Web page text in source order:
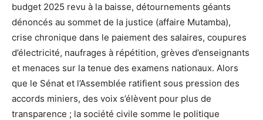
budget 2025 revu à la baisse, détournements géants
dénoncés au sommet de la justice (affaire Mutamba),
crise chronique dans le paiement des salaires, coupures
d’électricité, naufrages à répétition, grèves d’enseignants
et menaces sur la tenue des examens nationaux. Alors
que le Sénat et l’Assemblée ratifient sous pression des
accords miniers, des voix s’élèvent pour plus de
transparence ; la société civile somme le politique